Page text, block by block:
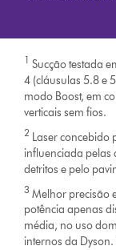
1 Sucção testada
4 (cláusulas 5.8 e
modo Boost, em
verticais sem fios.
2 Laser concebido
influenciada pelas
detritos e pelo
3 Melhor precisão
potência apenas
média, no uso
internos da